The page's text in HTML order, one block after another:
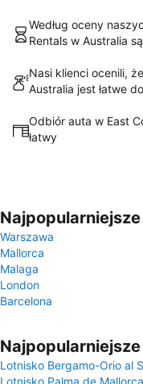
Według oceny
Rentals w Australia
Nasi klienci ocenili,
Australia jest łatwe
Odbiór auta w East
łatwy
Warszawa
Mallorca
Malaga
London
Barcelona
Lotnisko Bergamo-Orio al
Lotnisko Palma de Mallorca